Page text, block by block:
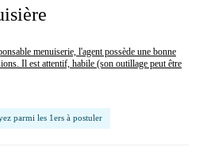
menuiserie, l'agent possède une bonne
Il est attentif, habile (son outillage peut être
parmi les 1ers à postuler